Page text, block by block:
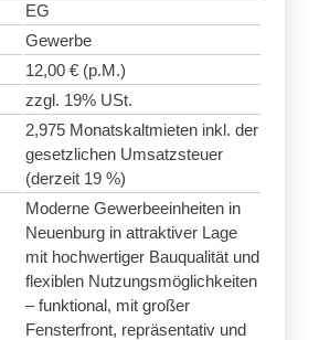
EG
Gewerbe
12,00 € (p.M.)
zzgl. 19% USt.
2,975 Monatskaltmieten inkl. der
gesetzlichen Umsatzsteuer
(derzeit 19 %)
Moderne Gewerbeeinheiten in
Neuenburg in attraktiver Lage
mit hochwertiger Bauqualität und
flexiblen Nutzungsmöglichkeiten
– funktional, mit großer
Fensterfront, repräsentativ und